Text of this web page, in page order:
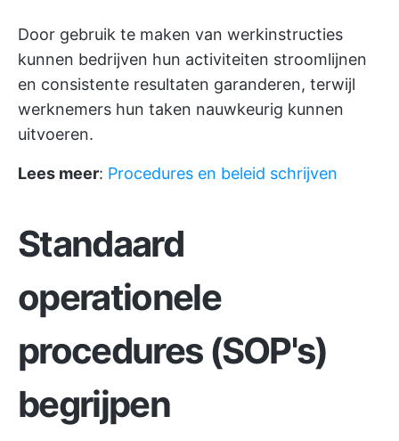
Door gebruik te maken van werkinstructies
kunnen bedrijven hun activiteiten stroomlijnen
en consistente resultaten garanderen, terwijl
werknemers hun taken nauwkeurig kunnen
uitvoeren.
Lees meer: Procedures en beleid schrijven
Standaard
operationele
procedures (SOP's)
begrijpen